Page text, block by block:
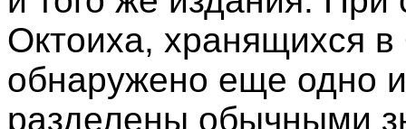
Октоиха, хранящихся
обнаружено еще одно
разделены обычными